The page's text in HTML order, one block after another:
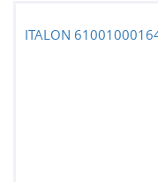
ITALON